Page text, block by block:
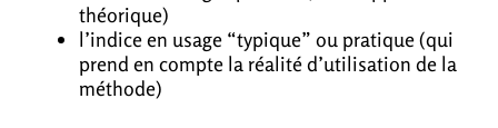
théorique)
l’indice en usage “typique” ou pratique (qui
prend en compte la réalité d’utilisation de la
méthode)